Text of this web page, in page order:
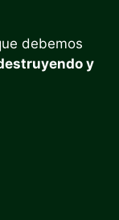
debemos
y